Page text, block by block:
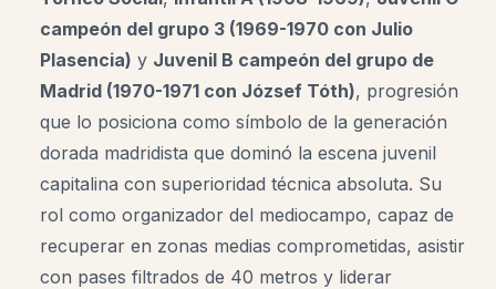
campeón del grupo 3 (1969-1970 con Julio
Plasencia) y Juvenil B campeón del grupo de
Madrid (1970-1971 con József Tóth), progresión
que lo posiciona como símbolo de la generación
dorada madridista que dominó la escena juvenil
capitalina con superioridad técnica absoluta. Su
rol como organizador del mediocampo, capaz de
recuperar en zonas medias comprometidas, asistir
con pases filtrados de 40 metros y liderar